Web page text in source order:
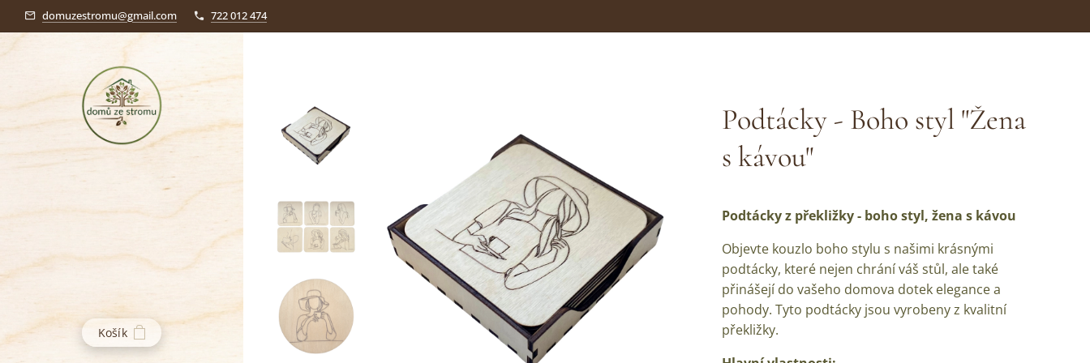
domuzestromu@gmail.com 722 012 474
Košík
Podtácky - Boho styl "Žena
s kávou"
Podtácky z překližky - boho styl, žena s kávou
Objevte kouzlo boho stylu s našimi krásnými
podtácky, které nejen chrání váš stůl, ale také
přinášejí do vašeho domova dotek elegance a
pohody. Tyto podtácky jsou vyrobeny z kvalitní
překližky.